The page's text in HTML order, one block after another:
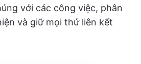
với các công việc, phân
và giữ mọi thứ liên kết